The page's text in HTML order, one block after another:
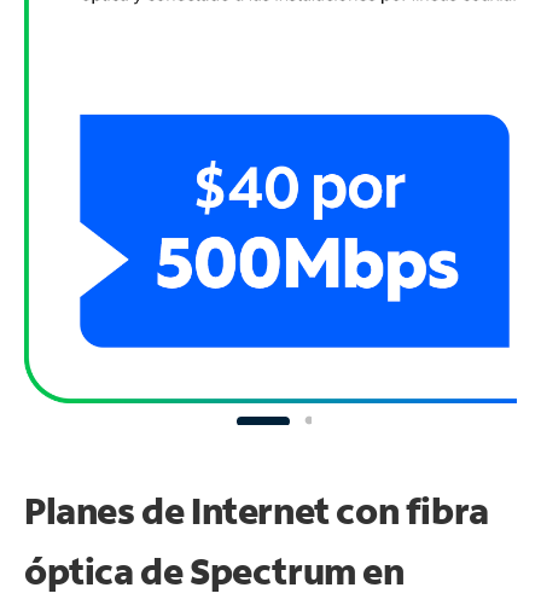
Planes de Internet con fibra
óptica de Spectrum en